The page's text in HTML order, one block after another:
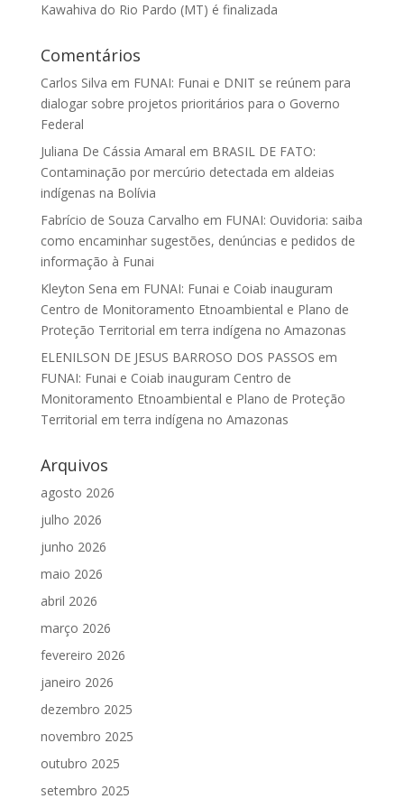
Kawahiva do Rio Pardo (MT) é finalizada
Comentários
Carlos Silva em FUNAI: Funai e DNIT se reúnem para
dialogar sobre projetos prioritários para o Governo
Federal
Juliana De Cássia Amaral em BRASIL DE FATO:
Contaminação por mercúrio detectada em aldeias
indígenas na Bolívia
Fabrício de Souza Carvalho em FUNAI: Ouvidoria: saiba
como encaminhar sugestões, denúncias e pedidos de
informação à Funai
Kleyton Sena em FUNAI: Funai e Coiab inauguram
Centro de Monitoramento Etnoambiental e Plano de
Proteção Territorial em terra indígena no Amazonas
ELENILSON DE JESUS BARROSO DOS PASSOS em
FUNAI: Funai e Coiab inauguram Centro de
Monitoramento Etnoambiental e Plano de Proteção
Territorial em terra indígena no Amazonas
Arquivos
agosto 2026
julho 2026
junho 2026
maio 2026
abril 2026
março 2026
fevereiro 2026
janeiro 2026
dezembro 2025
novembro 2025
outubro 2025
setembro 2025